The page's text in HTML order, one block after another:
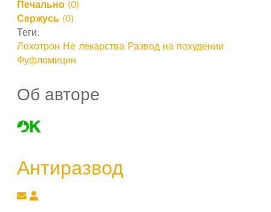
Печально (0)
Сержусь (0)
Теги:
Лохотрон Не лекарства Развод на похудении
Фуфломицин
Об авторе
Антиразвод
Подписаться на обновление автора
Антиразвод